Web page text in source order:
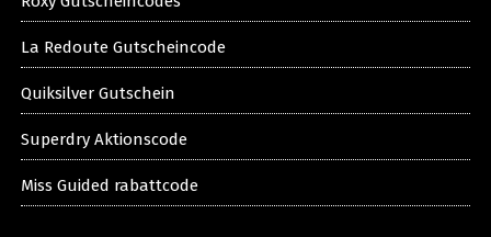
La Redoute Gutscheincode
Quiksilver Gutschein
Superdry Aktionscode
Miss Guided rabattcode